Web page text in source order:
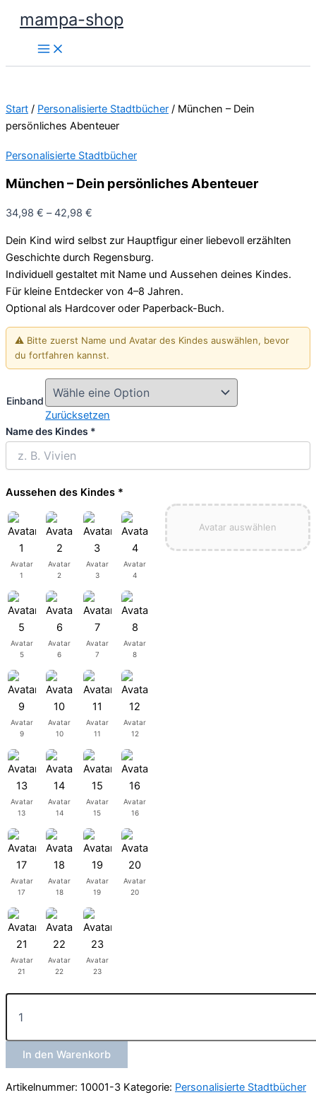
Zum
Inhalt
springen
mampa-shop
Start / Personalisierte Stadtbücher / München – Dein
persönliches Abenteuer
Personalisierte Stadtbücher
München – Dein persönliches Abenteuer
34,98 € –42,98 €
Dein Kind wird selbst zur Hauptfigur einer liebevoll erzählten
Geschichte durch Regensburg.
Individuell gestaltet mit Name und Aussehen deines Kindes.
Für kleine Entdecker von 4–8 Jahren.
Optional als Hardcover oder Paperback-Buch.
⚠️ Bitte zuerst Name und Avatar des Kindes auswählen, bevor
du fortfahren kannst.
Einband
Zurücksetzen
Name des Kindes *
Aussehen des Kindes *
Avatar
1
Avatar
2
Avatar
3
Avatar
4
Avatar
5
Avatar
6
Avatar
7
Avatar
8
Avatar
9
Avatar
10
Avatar
11
Avatar
12
Avatar
13
Avatar
14
Avatar
15
Avatar
16
Avatar
17
Avatar
18
Avatar
19
Avatar
20
Avatar
21
Avatar
22
Avatar
23
Avatar auswählen
München
persönliches
Abenteuer
Menge
In den Warenkorb
Artikelnummer: 10001-3 Kategorie: Personalisierte Stadtbücher